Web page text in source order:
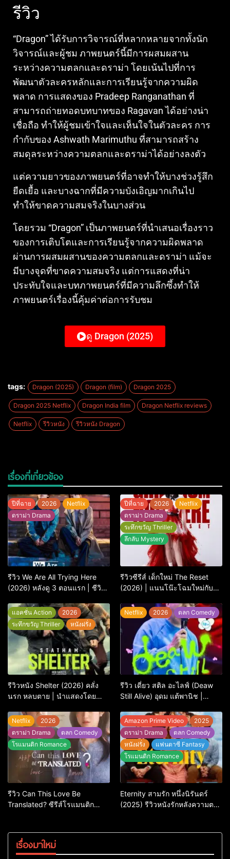
รีวิว
“Dragon” ได้รับการวิจารณ์ที่หลากหลายจากทั้งนัก
วิจารณ์และผู้ชม ภาพยนตร์นี้มีการผสมผสาน
ระหว่างความตลกและดราม่า โดยเน้นไปที่การ
พัฒนาตัวละครหลักและการเรียนรู้จากความผิด
พลาด การแสดงของ Pradeep Ranganathan ที่
สามารถถ่ายทอดบทบาทของ Ragavan ได้อย่างน่า
เชื่อถือ ทำให้ผู้ชมเข้าใจและเห็นใจในตัวละคร การ
กำกับของ Ashwath Marimuthu ที่สามารถสร้าง
สมดุลระหว่างความตลกและดราม่าได้อย่างลงตัว
แต่ความยาวของภาพยนตร์ที่อาจทำให้บางช่วงรู้สึก
ยืดเยื้อ และบางฉากที่มีความบังเอิญมากเกินไป
ทำให้ขาดความสมจริงในบางส่วน
โดยรวม “Dragon” เป็นภาพยนตร์ที่นำเสนอเรื่องราว
ของการเติบโตและการเรียนรู้จากความผิดพลาด
ผ่านการผสมผสานของความตลกและดราม่า แม้จะ
มีบางจุดที่ขาดความสมจริง แต่การแสดงที่น่า
ประทับใจและบทภาพยนตร์ที่มีความลึกซึ้งทำให้
ภาพยนตร์เรื่องนี้คุ้มค่าต่อการรับชม
ดู Dragon (2025)
tags: Dragon (2025) Dragon (film) Dragon 2025
Dragon 2025 Netflix Dragon India film Dragon Netflix reviews
Netflix รีวิวหนัง รีวิวหนัง Dragon
เรื่องที่เกี่ยวข้อง
ปีที่ฉาย 2026
Netflix
ดราม่า Drama
รีวิว We Are All Trying Here
(2026) หลังดู 3 ตอนแรก | ชีวิต
ไม่ถึงไหน
ปีที่ฉาย 2026
Netflix
ดราม่า Drama
ระทึกขวัญ Thriller
ลึกลับ Mystery
รีวิวซีรีส์ เด็กใหม่ The Reset
(2026) | แนนโน๊ะโฉมใหม่กับ
แอคชั่น Action
2026
ระทึกขวัญ Thriller
หนังฝรั่ง
รีวิวหนัง Shelter (2026) คลั่ง
นรก หลบตาย | นำแสดงโดย
Netflix 2026 ตลก Comedy
รีวิว เดี่ยว สติล อะไลฟ์ (Deaw
Still Alive) อุดม แต้พานิช |
Netflix
2026
ดราม่า Drama
ตลก Comedy
โรแมนติก Romance
รีวิว Can This Love Be
Translated? ซีรีส์โรแมนติก
Amazon Prime Video
2025
ดราม่า Drama
ตลก Comedy
หนังฝรั่ง
แฟนตาซี Fantasy
โรแมนติก Romance
Eternity สามรัก หนึ่งนิรันดร์
(2025) รีวิวหนังรักหลังความตาย
เรื่องมาใหม่